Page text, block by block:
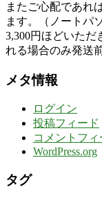
またご心配であれ
ます。（ノートパ
3,300円ほどいただ
れる場合のみ発送
メタ情報
ログイン
投稿フィード
コメントフィ
WordPress.org
タグ